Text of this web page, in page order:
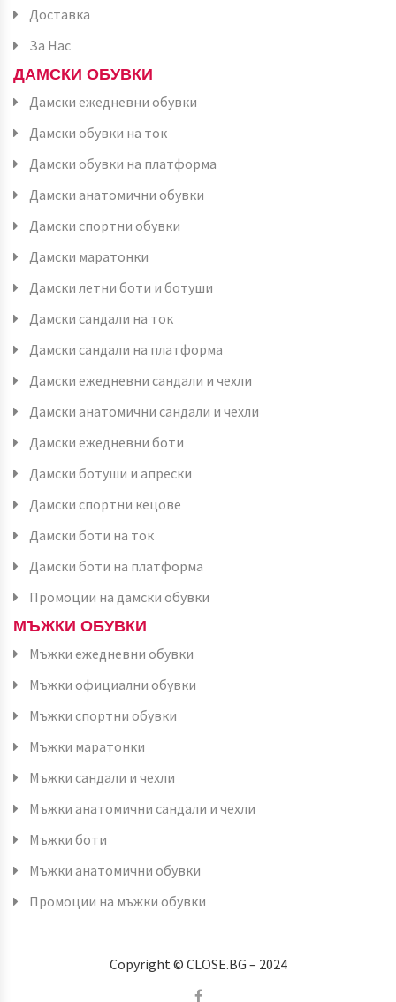
Доставка
За Нас
ДАМСКИ ОБУВКИ
Дамски ежедневни обувки
Дамски обувки на ток
Дамски обувки на платформа
Дамски анатомични обувки
Дамски спортни обувки
Дамски маратонки
Дамски летни боти и ботуши
Дамски сандали на ток
Дамски сандали на платформа
Дамски ежедневни сандали и чехли
Дамски анатомични сандали и чехли
Дамски ежедневни боти
Дамски ботуши и апрески
Дамски спортни кецове
Дамски боти на ток
Дамски боти на платформа
Промоции на дамски обувки
МЪЖКИ ОБУВКИ
Мъжки ежедневни обувки
Мъжки официални обувки
Мъжки спортни обувки
Мъжки маратонки
Мъжки сандали и чехли
Мъжки анатомични сандали и чехли
Мъжки боти
Мъжки анатомични обувки
Промоции на мъжки обувки
Copyright © CLOSE.BG – 2024